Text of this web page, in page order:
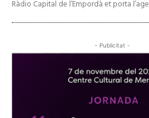
Ràdio Capital de l’Empordà et porta
- Publicitat -